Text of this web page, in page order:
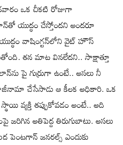
ఒక చీకటి రోజుగా
యుద్ధం చేస్తోందని అందరూ
యుద్ధం వాషింగ్టన్‌లోని వైట్ హౌస్
తన మాట వినలేదని.. సాక్షాత్తూ
పై గుర్రుగా ఉంటే.. అసలు నీ
చేసేసాడు ఆ కీలక అధికారి. ఒక
స్థాయి వ్యక్తి తప్పుకోవడం అంటే.. అది
అతిపెద్ద తిరుగుబాటు. అసలు
పెంటగాన్ జనరల్స్ ఎందుకు